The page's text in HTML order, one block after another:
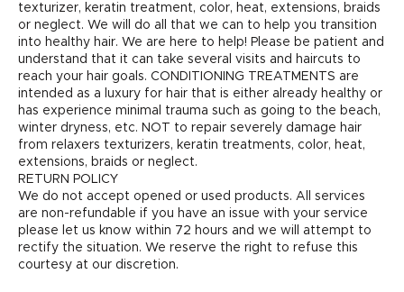
texturizer, keratin treatment, color, heat, extensions, braids
or neglect. We will do all that we can to help you transition
into healthy hair. We are here to help! Please be patient and
understand that it can take several visits and haircuts to
reach your hair goals. CONDITIONING TREATMENTS are
intended as a luxury for hair that is either already healthy or
has experience minimal trauma such as going to the beach,
winter dryness, etc. NOT to repair severely damage hair
from relaxers texturizers, keratin treatments, color, heat,
extensions, braids or neglect.
RETURN POLICY
We do not accept opened or used products. All services
are non-refundable if you have an issue with your service
please let us know within 72 hours and we will attempt to
rectify the situation. We reserve the right to refuse this
courtesy at our discretion.